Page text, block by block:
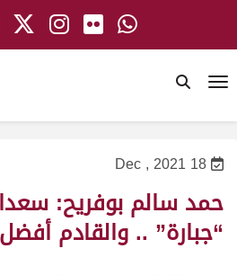
18 Dec , 2021
حمد سالم بوفريح:
“جبارة” .. والقادم